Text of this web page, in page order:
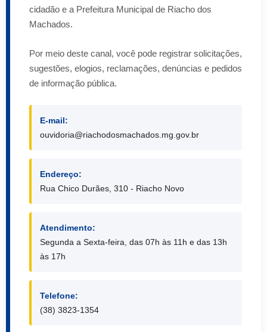
cidadão e a Prefeitura Municipal de Riacho dos
Machados.
Por meio deste canal, você pode registrar solicitações,
sugestões, elogios, reclamações, denúncias e pedidos
de informação pública.
E-mail:
ouvidoria@riachodosmachados.mg.gov.br
Endereço:
Rua Chico Durães, 310 - Riacho Novo
Atendimento:
Segunda a Sexta-feira, das 07h às 11h e das 13h
às 17h
Telefone:
(38) 3823-1354